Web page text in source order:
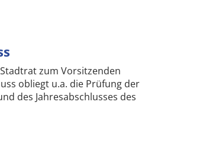
zum Vorsitzenden
obliegt u.a. die Prüfung der
des Jahresabschlusses des